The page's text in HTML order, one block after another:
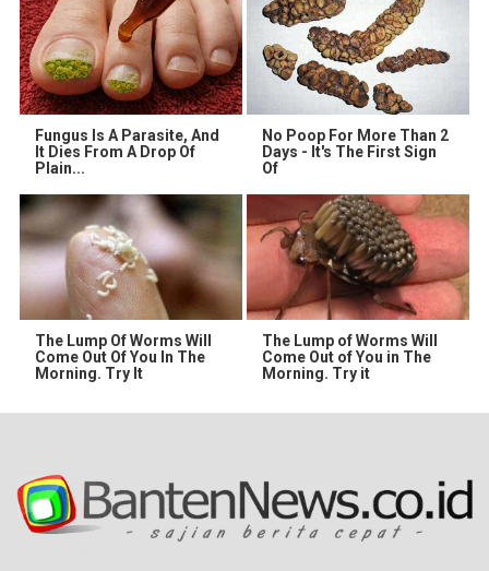
Fungus Is A Parasite, And
It Dies From A Drop Of
Plain...
No Poop For More Than 2
Days - It's The First Sign
Of
The Lump Of Worms Will
Come Out Of You In The
Morning. Try It
The Lump of Worms Will
Come Out of You in The
Morning. Try it